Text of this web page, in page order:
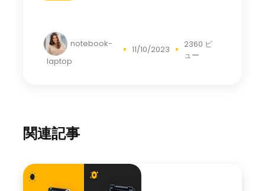
notebook-
laptop
11/10/2023
2360 ビ
ュー
関連記事